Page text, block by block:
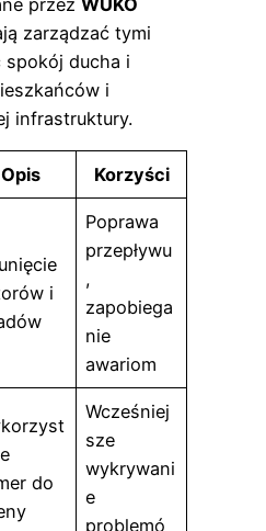
zarządzać tymi
spokój ducha i
i
infrastruktury.
Opis Korzyści
i
Poprawa
przepływu
,
zapobiega
nie
awariom
do
Wcześniej
sze
wykrywani
e
problemó